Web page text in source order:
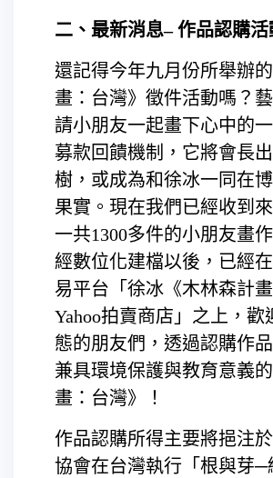
二、最新消息– 作品認購活
還記得今年九月份所舉辦
畫：台灣》徵件活動嗎？
請小朋友一起畫下心中的
募款回饋機制，它將會長
樹，或成為和徐冰一同在
果實。現在我們已經收到
一共1300多件的小朋友畫
經數位化建檔以後，已經
易平台「徐冰《木林森計畫
Yahoo拍賣商店」之上，歡
態的朋友們，透過認購作
兼具環境保護與教育意義
畫：台灣》！
作品認購所得主要將挹注
協會在台灣執行「根與芽─